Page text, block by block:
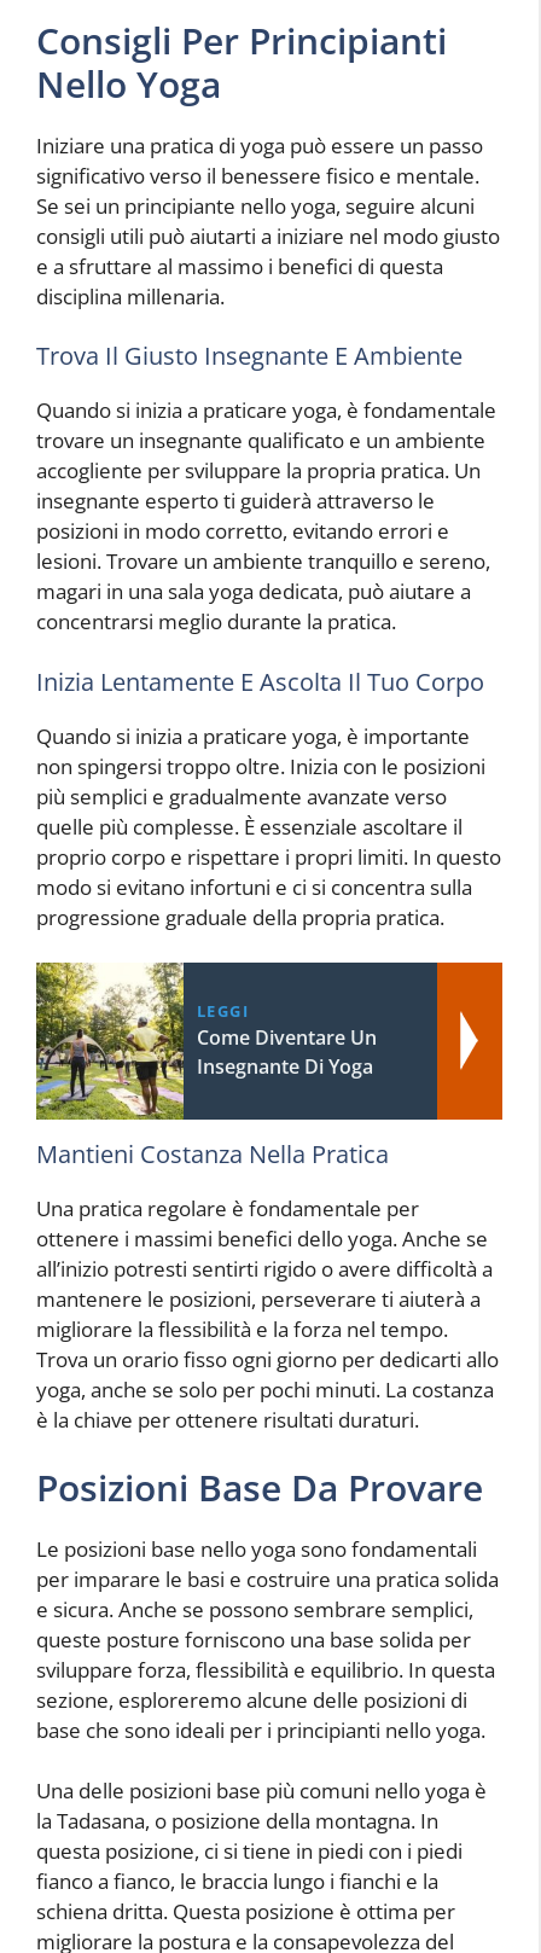
Consigli Per Principianti
Nello Yoga
Iniziare una pratica di yoga può essere un passo
significativo verso il benessere fisico e mentale.
Se sei un principiante nello yoga, seguire alcuni
consigli utili può aiutarti a iniziare nel modo giusto
e a sfruttare al massimo i benefici di questa
disciplina millenaria.
Trova Il Giusto Insegnante E Ambiente
Quando si inizia a praticare yoga, è fondamentale
trovare un insegnante qualificato e un ambiente
accogliente per sviluppare la propria pratica. Un
insegnante esperto ti guiderà attraverso le
posizioni in modo corretto, evitando errori e
lesioni. Trovare un ambiente tranquillo e sereno,
magari in una sala yoga dedicata, può aiutare a
concentrarsi meglio durante la pratica.
Inizia Lentamente E Ascolta Il Tuo Corpo
Quando si inizia a praticare yoga, è importante
non spingersi troppo oltre. Inizia con le posizioni
più semplici e gradualmente avanzate verso
quelle più complesse. È essenziale ascoltare il
proprio corpo e rispettare i propri limiti. In questo
modo si evitano infortuni e ci si concentra sulla
progressione graduale della propria pratica.
LEGGI
Come Diventare Un
Insegnante Di Yoga
Mantieni Costanza Nella Pratica
Una pratica regolare è fondamentale per
ottenere i massimi benefici dello yoga. Anche se
all’inizio potresti sentirti rigido o avere difficoltà a
mantenere le posizioni, perseverare ti aiuterà a
migliorare la flessibilità e la forza nel tempo.
Trova un orario fisso ogni giorno per dedicarti allo
yoga, anche se solo per pochi minuti. La costanza
è la chiave per ottenere risultati duraturi.
Posizioni Base Da Provare
Le posizioni base nello yoga sono fondamentali
per imparare le basi e costruire una pratica solida
e sicura. Anche se possono sembrare semplici,
queste posture forniscono una base solida per
sviluppare forza, flessibilità e equilibrio. In questa
sezione, esploreremo alcune delle posizioni di
base che sono ideali per i principianti nello yoga.
Una delle posizioni base più comuni nello yoga è
la Tadasana, o posizione della montagna. In
questa posizione, ci si tiene in piedi con i piedi
fianco a fianco, le braccia lungo i fianchi e la
schiena dritta. Questa posizione è ottima per
migliorare la postura e la consapevolezza del